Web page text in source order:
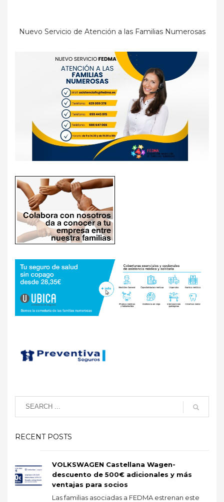
Nuevo Servicio de Atención a las Familias Numerosas
RECENT POSTS
VOLKSWAGEN Castellana Wagen-
descuento de 500€ adicionales y más
ventajas para socios
Las familias asociadas a FEDMA estrenan este